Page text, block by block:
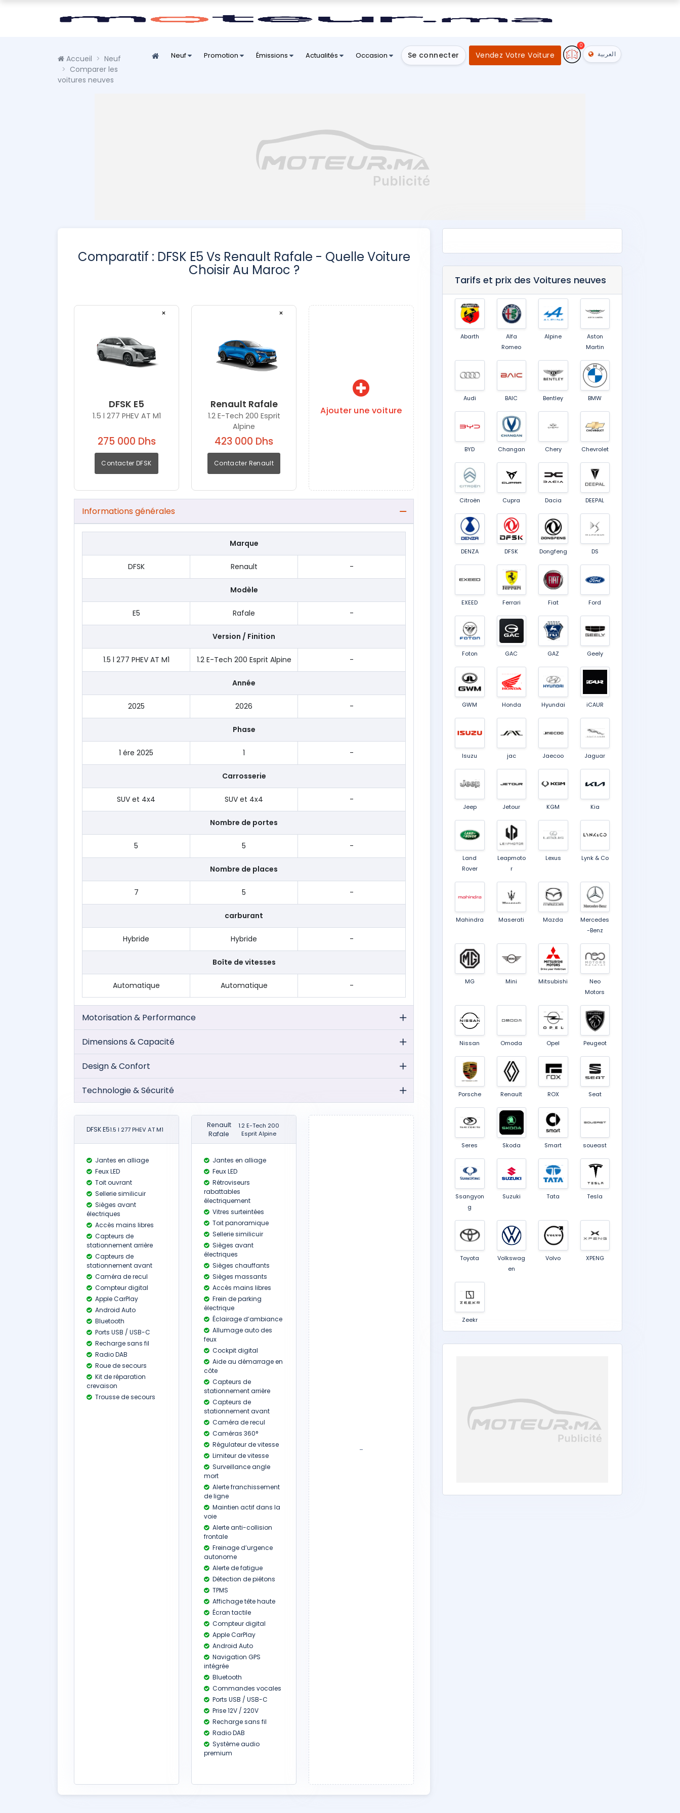
Neuf Promotion Émissions Actualités Occasion Se connecter Vendez Votre Voiture
0
العربية Accueil
Neuf
Comparer les
voitures neuves
Comparatif : DFSK E5 Vs Renault Rafale - Quelle Voiture
Choisir Au Maroc ?
×
DFSK E5
1.5 l 277 PHEV AT M1
275 000 Dhs
Contacter DFSK
×
Renault Rafale
1.2 E-Tech 200 Esprit
Alpine
423 000 Dhs
Contacter Renault
Ajouter une voiture
Informations générales
Marque
DFSK Renault -
Modèle
E5 Rafale -
Version / Finition
1.5 l 277 PHEV AT M1 1.2 E-Tech 200 Esprit Alpine -
Année
2025 2026 -
Phase
1 ére 2025 1 -
Carrosserie
SUV et 4x4 SUV et 4x4 -
Nombre de portes
5 5 -
Nombre de places
7 5 -
carburant
Hybride Hybride -
Boîte de vitesses
Automatique Automatique -
Motorisation & Performance
Dimensions & Capacité
Design & Confort
Technologie & Sécurité
DFSK E51.5 l 277 PHEV AT M1
Jantes en alliage
Feux LED
Toit ouvrant
Sellerie similicuir
Sièges avant
électriques
Accès mains libres
Capteurs de
stationnement arrière
Capteurs de
stationnement avant
Caméra de recul
Compteur digital
Apple CarPlay
Android Auto
Bluetooth
Ports USB / USB-C
Recharge sans fil
Radio DAB
Roue de secours
Kit de réparation
crevaison
Trousse de secours
Renault
Rafale
1.2 E-Tech 200
Esprit Alpine
Jantes en alliage
Feux LED
Rétroviseurs
rabattables
électriquement
Vitres surteintées
Toit panoramique
Sellerie similicuir
Sièges avant
électriques
Sièges chauffants
Sièges massants
Accès mains libres
Frein de parking
électrique
Éclairage d’ambiance
Allumage auto des
feux
Cockpit digital
Aide au démarrage en
côte
Capteurs de
stationnement arrière
Capteurs de
stationnement avant
Caméra de recul
Caméras 360°
Régulateur de vitesse
Limiteur de vitesse
Surveillance angle
mort
Alerte franchissement
de ligne
Maintien actif dans la
voie
Alerte anti-collision
frontale
Freinage d’urgence
autonome
Alerte de fatigue
Détection de piétons
TPMS
Affichage tête haute
Écran tactile
Compteur digital
Apple CarPlay
Android Auto
Navigation GPS
intégrée
Bluetooth
Commandes vocales
Ports USB / USB-C
Prise 12V / 220V
Recharge sans fil
Radio DAB
Système audio
premium
-
Tarifs et prix des Voitures neuves
Abarth
Alfa
Romeo
Alpine
Aston
Martin
Audi BAIC Bentley BMW
BYD Changan Chery Chevrolet
Citroën Cupra Dacia DEEPAL
DENZA DFSK Dongfeng DS
EXEED Ferrari Fiat Ford
Foton GAC GAZ Geely
GWM Honda Hyundai iCAUR
Isuzu jac Jaecoo Jaguar
Jeep Jetour KGM Kia
Land
Rover
Leapmoto
r
Lexus Lynk & Co
Mahindra Maserati Mazda
Mercedes
-Benz
MG Mini Mitsubishi
Neo
Motors
Nissan Omoda Opel Peugeot
Porsche Renault ROX Seat
Seres Skoda Smart soueast
Ssangyon
g
Suzuki Tata Tesla
Toyota
Volkswag
en
Volvo XPENG
Zeekr